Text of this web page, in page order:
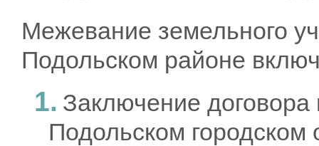
Межевание земельного
Подольском районе
Заключение
Подольском городском